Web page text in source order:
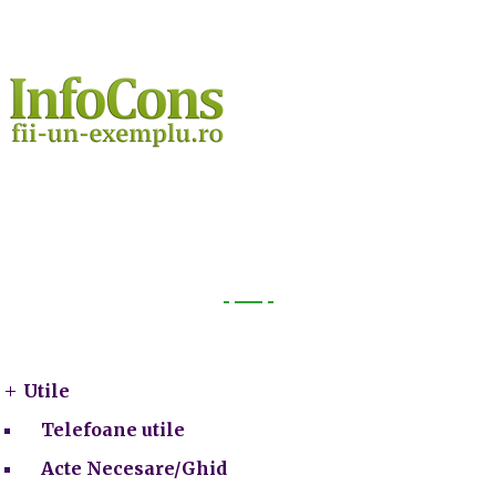
Utile
Telefoane utile
Acte Necesare/Ghid